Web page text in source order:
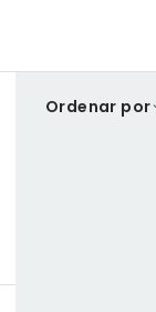
Ordenar por